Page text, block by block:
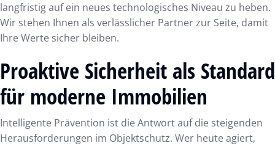
langfristig auf ein neues technologisches Niveau zu heben.
Wir stehen Ihnen als verlässlicher Partner zur Seite, damit
Ihre Werte sicher bleiben.
Proaktive Sicherheit als Standard
für moderne Immobilien
Intelligente Prävention ist die Antwort auf die steigenden
Herausforderungen im Objektschutz. Wer heute agiert,